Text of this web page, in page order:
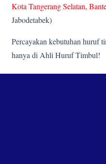
Kota Tangerang Selatan,
Jabodetabek)
Percayakan kebutuhan huruf
hanya di Ahli Huruf Timbul!